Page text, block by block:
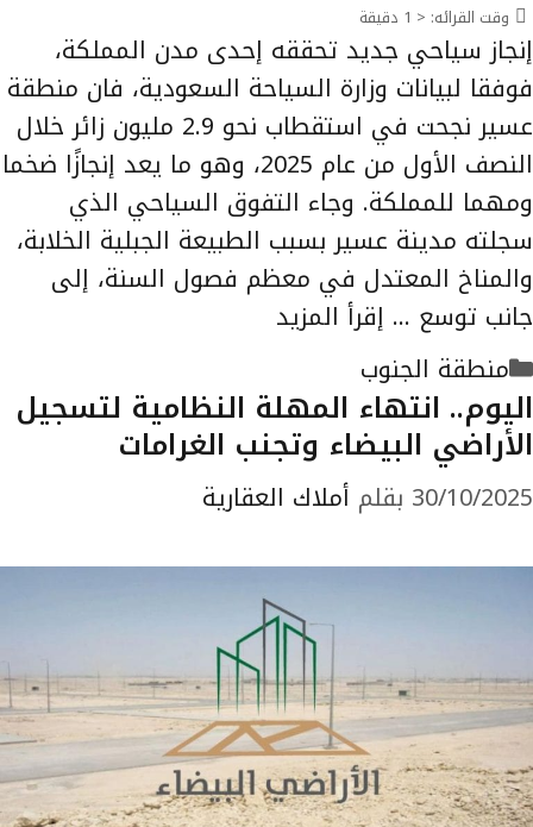
وقت القرائه: < 1 دقيقة
إنجاز سياحي جديد تحققه إحدى مدن المملكة،
فوفقا لبيانات وزارة السياحة السعودية، فان منطقة
عسير نجحت في استقطاب نحو 2.9 مليون زائر خلال
النصف الأول من عام 2025، وهو ما يعد إنجازًا ضخما
ومهما للمملكة. وجاء التفوق السياحي الذي
سجلته مدينة عسير بسبب الطبيعة الجبلية الخلابة،
والمناخ المعتدل في معظم فصول السنة، إلى
جانب توسع … إقرأ المزيد
التصنيفات
منطقة الجنوب
اليوم.. انتهاء المهلة النظامية لتسجيل
الأراضي البيضاء وتجنب الغرامات
30/10/2025 بقلم أملاك العقارية